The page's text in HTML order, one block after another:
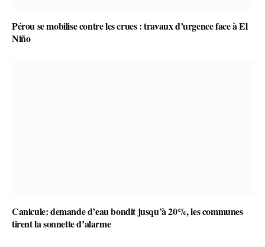
Pérou se mobilise contre les crues : travaux d’urgence face à El
Niño
Canicule: demande d’eau bondit jusqu’à 20%, les communes
tirent la sonnette d’alarme